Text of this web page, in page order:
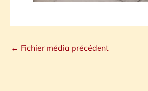
← Fichier média précédent